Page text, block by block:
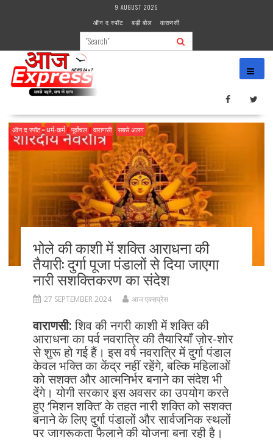
9 AUGUST 2026
ऑन द स्पॉट
बड़ी बोल वाराणसी
ऑन द स्पॉट धर्म-कर्म पूर्वांचल वाराणसी सबसे अलग
भोले की काशी में शक्ति आराधना की
तैयारी: दुर्गा पूजा पंडालों से दिया जाएगा
नारी सशक्तिकरण का संदेश
27 SEPTEMBER 2024 आज एक्सप्रेस
वाराणसी:शिव की नगरी काशी में शक्ति की
आराधना का पर्व नवरात्रि की तैयारियाँ ज़ोर-शोर
से शुरू हो गई हैं। इस वर्ष नवरात्रि में दुर्गा पंडाल
केवल भक्ति का केंद्र नहीं रहेंगे, बल्कि महिलाओं
को सशक्त और आत्मनिर्भर बनाने का संदेश भी
देंगे। योगी सरकार इस अवसर का उपयोग करते
हुए ‘मिशन शक्ति’ के तहत नारी शक्ति को सशक्त
बनाने के लिए दुर्गा पंडालों और सार्वजनिक स्थलों
पर जागरूकता फैलाने की योजना बना रही है।